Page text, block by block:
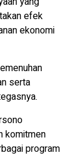
efek
ekonomi
serta
komitmen
program